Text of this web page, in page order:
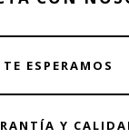
TE ESPERAMOS
Y